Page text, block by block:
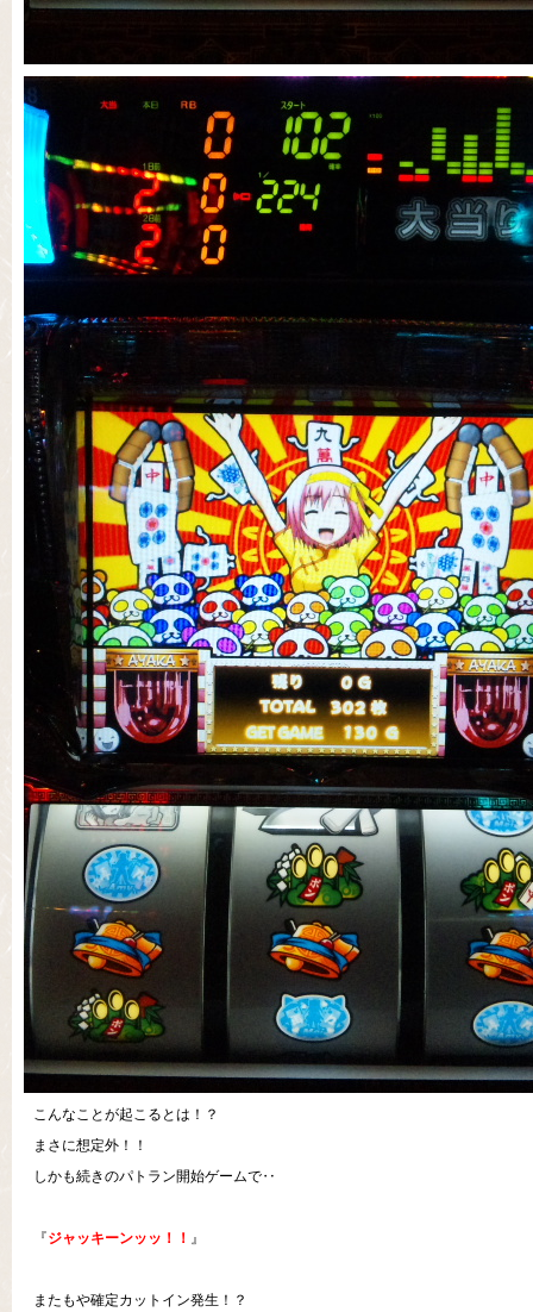
こんなことが起こるとは！？
まさに想定外！！
しかも続きのパトラン開始ゲームで‥
『ジャッキーンッッ！！ 』
またもや確定カットイン発生！？